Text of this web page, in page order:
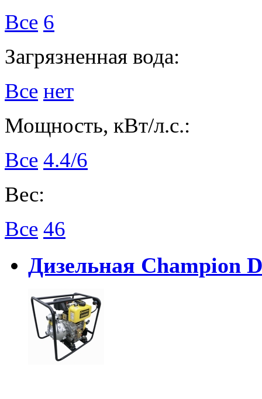
Все 6
Загрязненная вода:
Все нет
Мощность, кВт/л.с.:
Все 4.4/6
Вес:
Все 46
Дизельная Champion